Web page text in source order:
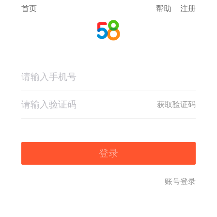
首页 帮助 注册
获取验证码
登录
账号登录